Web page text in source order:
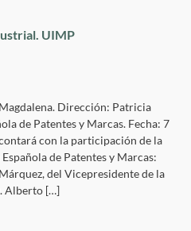
UIMP
Dirección: Patricia
de Patentes y Marcas. Fecha: 7
con la participación de la
de Patentes y Marcas:
del Vicepresidente de la
Alberto […]